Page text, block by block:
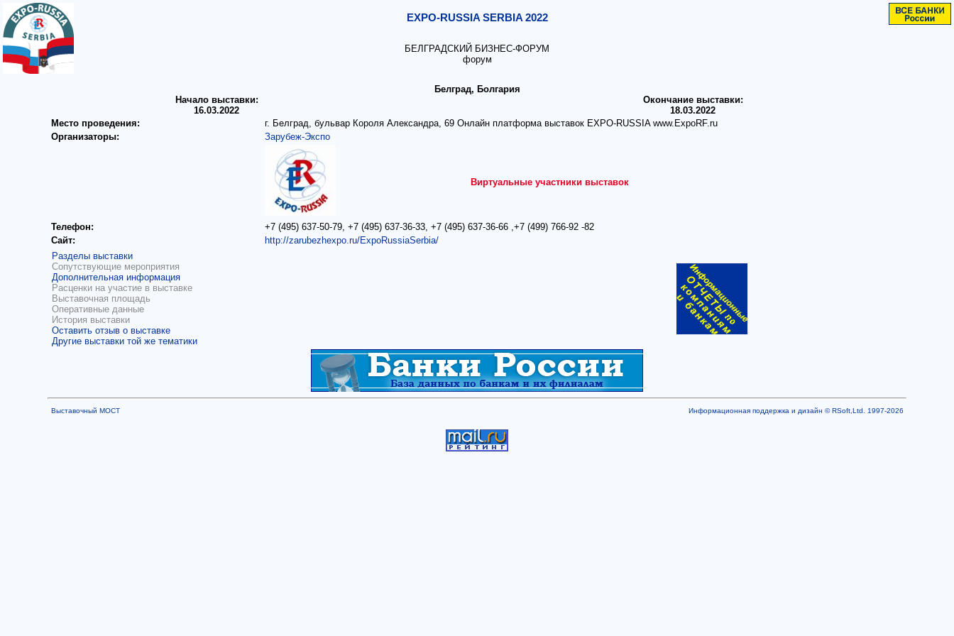
EXPO-RUSSIA SERBIA 2022
БЕЛГРАДСКИЙ БИЗНЕС-ФОРУМ
форум
Белград, Болгария
Начало выставки:
16.03.2022
Окончание выставки:
18.03.2022
Место проведения:
г. Белград, бульвар Короля Александра, 69 Онлайн платформа выставок EXPO-RUSSIA www.ExpoRF.ru
Организаторы:
Зарубеж-Экспо
Виртуальные участники выставок
Телефон:
+7 (495) 637-50-79, +7 (495) 637-36-33, +7 (495) 637-36-66 ,+7 (499) 766-92 -82
Сайт:
http://zarubezhexpo.ru/ExpoRussiaSerbia/
Разделы выставки
Сопутствующие мероприятия
Дополнительная информация
Расценки на участие в выставке
Выставочная площадь
Оперативные данные
История выставки
Оставить отзыв о выставке
Другие выставки той же тематики
Выставочный МОСТ Информационная поддержка и дизайн © RSoft,Ltd. 1997-2026